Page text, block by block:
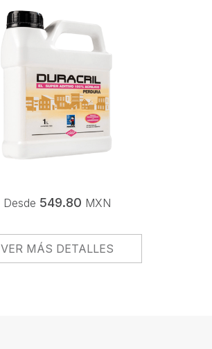
Desde 549.80 MXN
VER MÁS DETALLES